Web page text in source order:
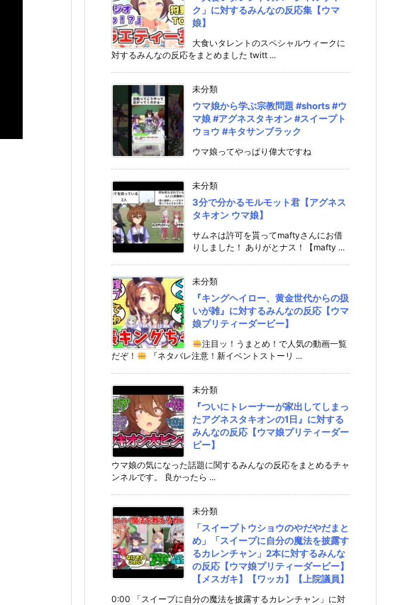
ク」に対するみんなの反応集【ウマ
娘】
大食いタレントのスペシャルウィークに
対するみんなの反応をまとめました twitt ...
未分類
ウマ娘から学ぶ宗教問題 #shorts #ウ
マ娘 #アグネスタキオン #スイープト
ウョウ #キタサンブラック
ウマ娘ってやっぱり偉大ですね
未分類
3分で分かるモルモット君【アグネス
タキオン ウマ娘】
サムネは許可を貰ってmaftyさんにお借
りしました！ ありがとナス！【mafty ...
未分類
『キングヘイロー、黄金世代からの扱
いが雑』に対するみんなの反応【ウマ
娘プリティーダービー】
注目ッ！うまとめ！で人気の動画一覧
だぞ！
『ネタバレ注意！新イベントストーリ ...
未分類
『ついにトレーナーが家出してしまっ
たアグネスタキオンの1日』に対する
みんなの反応【ウマ娘プリティーダー
ビー】
ウマ娘の気になった話題に関するみんなの反応をまとめるチャ
ンネルです。 良かったら ...
未分類
「スイープトウショウのやだやだまと
め」「スイープに自分の魔法を披露す
るカレンチャン」2本に対するみんな
の反応【ウマ娘プリティーダービー】
【メスガキ】【ワッカ】【上院議員】
0:00 「スイープに自分の魔法を披露するカレンチャン」に対